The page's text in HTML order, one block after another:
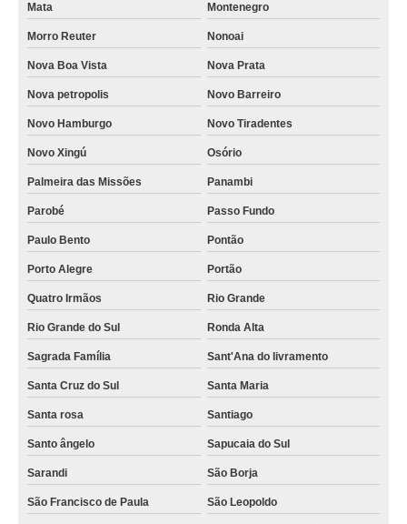
Mata Montenegro
Morro Reuter Nonoai
Nova Boa Vista Nova Prata
Nova petropolis Novo Barreiro
Novo Hamburgo Novo Tiradentes
Novo Xingú Osório
Palmeira das Missões Panambi
Parobé Passo Fundo
Paulo Bento Pontão
Porto Alegre Portão
Quatro Irmãos Rio Grande
Rio Grande do Sul Ronda Alta
Sagrada Família Sant'Ana do livramento
Santa Cruz do Sul Santa Maria
Santa rosa Santiago
Santo ângelo Sapucaia do Sul
Sarandi São Borja
São Francisco de Paula São Leopoldo